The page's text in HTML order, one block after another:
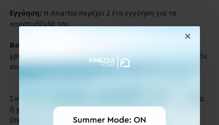
Εγγύηση: Η Anartisi παρέχει 2 έτη εγγύηση για τα
κουρτινόξυλά της.
Βαριά Χρήση:
χρήση. Ενδύκνυνται για επαγγελματικούς χώρους γι' αυτόν
ακριβώς το λόγο.
Συντήρηση: Μη χρησιμοποιείτε απορρυπαντικά, καυστικά
ή χλωριούχα υγρά για τον καθαρισμό των προϊόντων.
Στεγνό πανί ή σκέτο νερό, αρκούν για να διατηρήσετε το